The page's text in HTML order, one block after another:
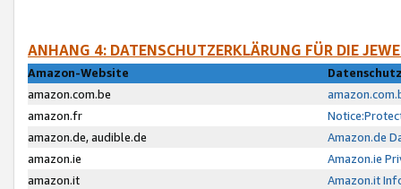
ANHANG 4: DATENSCHUTZERKLÄRUNG FÜR DIE
Amazon-Website
amazon.com.be
amazon.fr
amazon.de, audible.de
Amazon.de
amazon.ie
Amazon.ie
amazon.it
Amazon.it